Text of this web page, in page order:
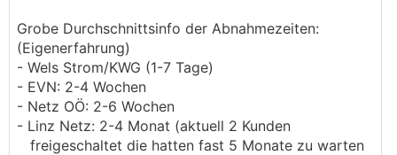
Grobe Durchschnittsinfo der Abnahmezeiten:
(Eigenerfahrung)
- Wels Strom/KWG (1-7 Tage)
- EVN: 2-4 Wochen
- Netz OÖ: 2-6 Wochen
- Linz Netz: 2-4 Monat (aktuell 2 Kunden
freigeschaltet die hatten fast 5 Monate zu warten